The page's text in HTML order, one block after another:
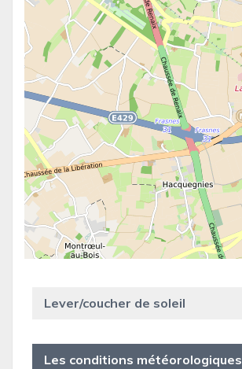
Lever/coucher de soleil
Les conditions météorologiques